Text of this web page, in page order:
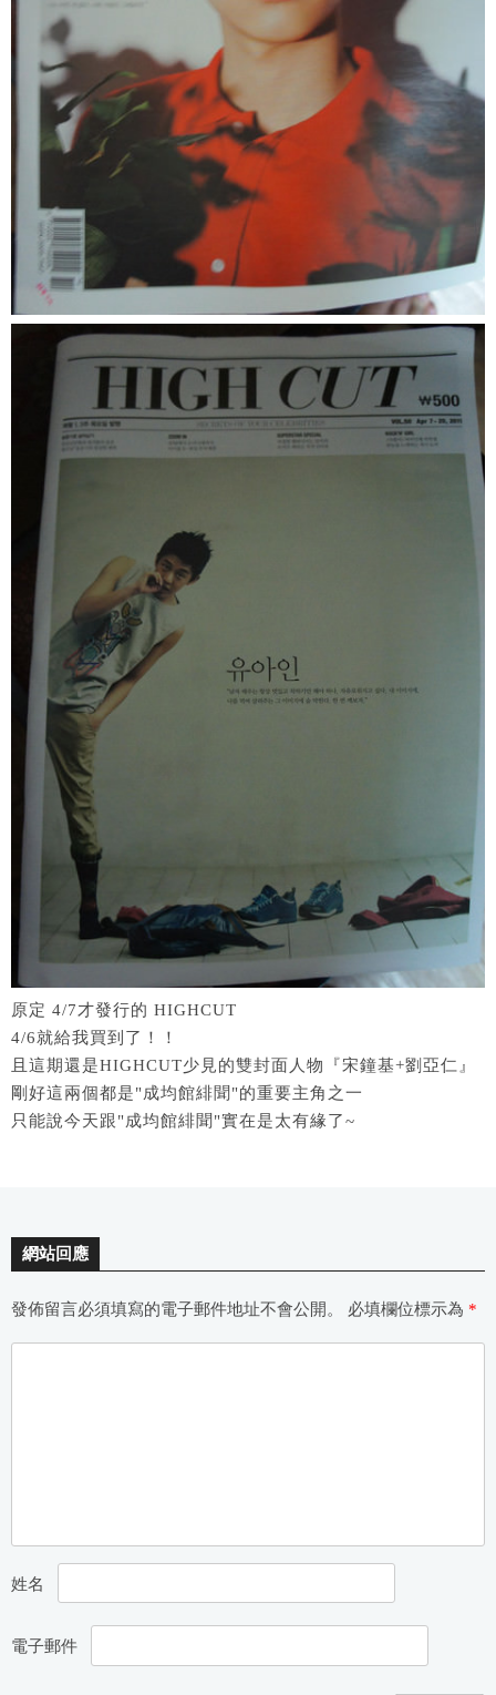
原定 4/7才發行的 HIGHCUT
4/6就給我買到了！！
且這期還是HIGHCUT少見的雙封面人物『宋鐘基+劉亞仁』
剛好這兩個都是"成均館緋聞"的重要主角之一
只能說今天跟"成均館緋聞"實在是太有緣了~
網站回應
發佈留言必須填寫的電子郵件地址不會公開。 必填欄位標示為 *
姓名
電子郵件